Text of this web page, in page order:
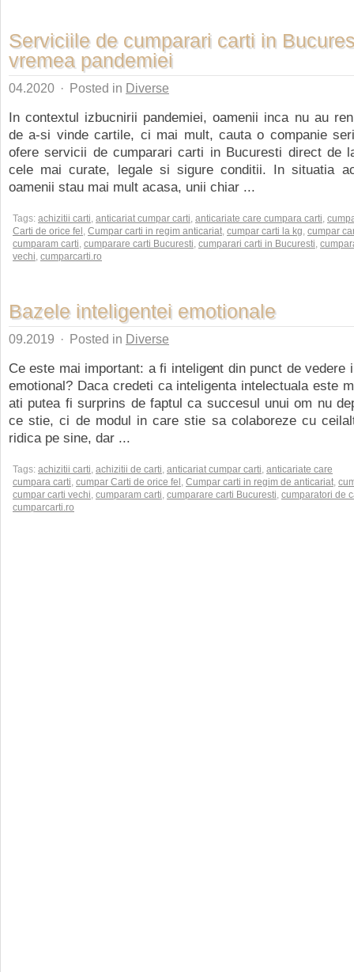
Serviciile de cumparari carti in
vremea pandemiei
04.2020 · Posted in Diverse
In contextul izbucnirii pandemiei, oamenii inca nu au
de a-si vinde cartile, ci mai mult, cauta o companie
ofere servicii de cumparari carti in Bucuresti direct de
cele mai curate, legale si sigure conditii. In situatia
oamenii stau mai mult acasa, unii chiar ...
Tags: achizitii carti, anticariat cumpar carti, anticariate care cumpara carti,
Carti de orice fel , Cumpar carti in regim anticariat, cumpar carti la kg, cumpar
cumparam carti, cumparare carti Bucuresti, cumparari carti in Bucuresti,
vechi, cumparcarti.ro
Bazele inteligentei emotionale
09.2019 · Posted in Diverse
Ce este mai important: a fi inteligent din punct de vedere
emotional? Daca credeti ca inteligenta intelectuala este
ati putea fi surprins de faptul ca succesul unui om nu
ce stie, ci de modul in care stie sa colaboreze cu
ridica pe sine, dar ...
Tags: achizitii carti, achizitii de carti, anticariat cumpar carti, anticariate care
cumpara carti, cumpar Carti de orice fel , Cumpar carti in regim de anticariat,
cumpar carti vechi, cumparam carti, cumparare carti Bucuresti, cumparatori de
cumparcarti.ro